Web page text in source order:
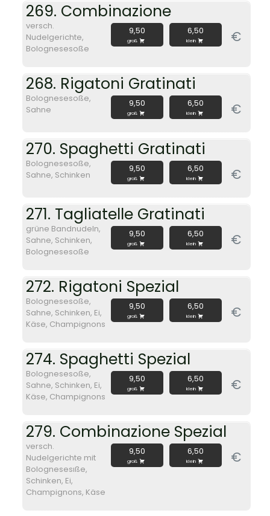
269. Combinazione
9,50
groß
6,50
klein €
versch.
Nudelgerichte,
Bolognesesoße
268. Rigatoni Gratinati
9,50
groß
6,50
klein €
Bolognesesoße,
Sahne
270. Spaghetti Gratinati
9,50
groß
6,50
klein €
Bolognesesoße,
Sahne, Schinken
271. Tagliatelle Gratinati
9,50
groß
6,50
klein €
grüne Bandnudeln,
Sahne, Schinken,
Bolognesesoße
272. Rigatoni Spezial
9,50
groß
6,50
klein €
Bolognesesoße,
Sahne, Schinken, Ei,
Käse, Champignons
274. Spaghetti Spezial
9,50
groß
6,50
klein €
Bolognesesoße,
Sahne, Schinken, Ei,
Käse, Champignons
279. Combinazione Spezial
9,50
groß
6,50
klein €
versch.
Nudelgerichte mit
Bolognesesıße,
Schinken, Ei,
Champignons, Käse